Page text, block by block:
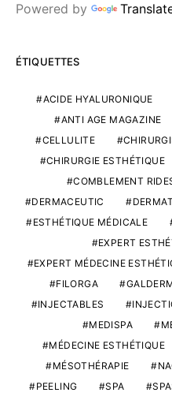
Powered by
ÉTIQUETTES
ACIDE HYALURONIQUE
ANTI AGE MAGAZINE
CELLULITE
CHIRURGIE ESTHÉTIQUE
COMBLEMENT
DERMACEUTIC
ESTHÉTIQUE MÉDICALE
EXPERT
EXPERT MÉDECINE
FILORGA
INJECTABLES
MEDISPA
MÉDECINE ESTHÉTIQUE
MÉSOTHÉRAPIE
PEELING
SPA